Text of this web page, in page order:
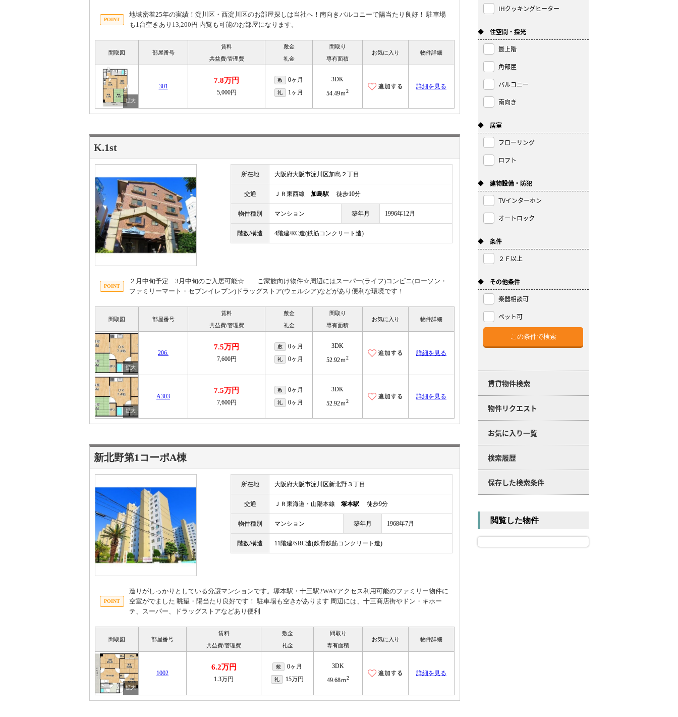
地域密着25年の実績！淀川区・西淀川区のお部屋探しは当社へ！南向きバルコニーで陽当たり良好！ 駐車場
も1台空きあり13,200円 内覧も可能のお部屋になります。
間取図 部屋番号
賃料
共益費/管理費
敷金
礼金
間取り
専有面積
お気に入り 物件詳細
301
7.8万円
5,000円
敷 0ヶ月
礼 1ヶ月
3DK
54.49ｍ2
詳細を見る
K.1st
所在地 大阪府大阪市淀川区加島２丁目
交通 ＪＲ東西線 加島駅 徒歩10分
物件種別 マンション 築年月 1996年12月
階数/構造 4階建/RC造(鉄筋コンクリート造)
２月中旬予定 3月中旬のご入居可能☆ ご家族向け物件☆周辺にはスーパー(ライフ)コンビニ(ローソン・
ファミリーマート・セブンイレブン)ドラッグストア(ウェルシア)などがあり便利な環境です！
間取図 部屋番号
賃料
共益費/管理費
敷金
礼金
間取り
専有面積
お気に入り 物件詳細
206.
7.5万円
7,600円
敷 0ヶ月
礼 0ヶ月
3DK
52.92ｍ2
詳細を見る
A303
7.5万円
7,600円
敷 0ヶ月
礼 0ヶ月
3DK
52.92ｍ2
詳細を見る
新北野第1コーポA棟
所在地 大阪府大阪市淀川区新北野３丁目
交通 ＪＲ東海道・山陽本線 塚本駅 徒歩9分
物件種別 マンション 築年月 1968年7月
階数/構造 11階建/SRC造(鉄骨鉄筋コンクリート造)
造りがしっかりとしている分譲マンションです。塚本駅・十三駅2WAYアクセス利用可能のファミリー物件に
空室がでました 眺望・陽当たり良好です！ 駐車場も空きがあります 周辺には、十三商店街やドン・キホー
テ、スーパー、ドラッグストアなどあり便利
間取図 部屋番号
賃料
共益費/管理費
敷金
礼金
間取り
専有面積
お気に入り 物件詳細
1002
6.2万円
1.3万円
敷 0ヶ月
礼 15万円
3DK
49.68ｍ2
詳細を見る
IHクッキングヒーター
◆ 住空間・採光
最上階
角部屋
バルコニー
南向き
◆ 居室
フローリング
ロフト
◆ 建物設備・防犯
TVインターホン
オートロック
◆ 条件
２Ｆ以上
◆ その他条件
楽器相談可
ペット可
賃貸物件検索
物件リクエスト
お気に入り一覧
検索履歴
保存した検索条件
閲覧した物件